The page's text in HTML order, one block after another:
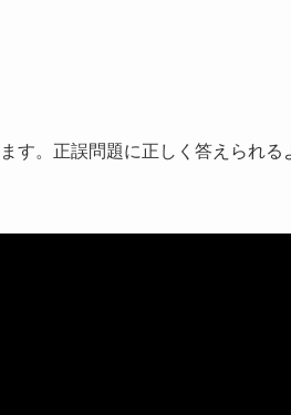
す。正誤問題に正しく答えられる